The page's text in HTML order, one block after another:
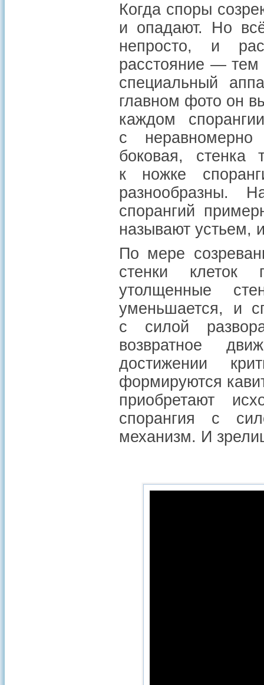
Когда споры
и опадают. Но
непросто, и
расстояние — тем
специальный
главном фото он
каждом
с
боковая, стенка
к ножке
разнообразны.
спорангий
называют устьем,
По мере
стенки клеток
утолщенные
уменьшается, и
с силой
возвратное
достижении
формируются
приобретают
спорангия с
механизм. И